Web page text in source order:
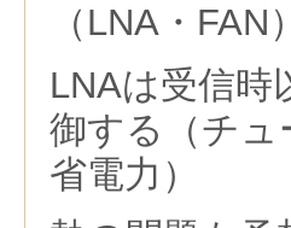
（LNA・FAN）
LNAは受信時
御する（チ
省電力）